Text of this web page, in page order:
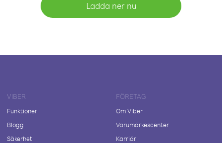
Ladda ner nu
VIBER
Funktioner
Blogg
Säkerhet
FÖRETAG
Om Viber
Varumärkescenter
Karriär